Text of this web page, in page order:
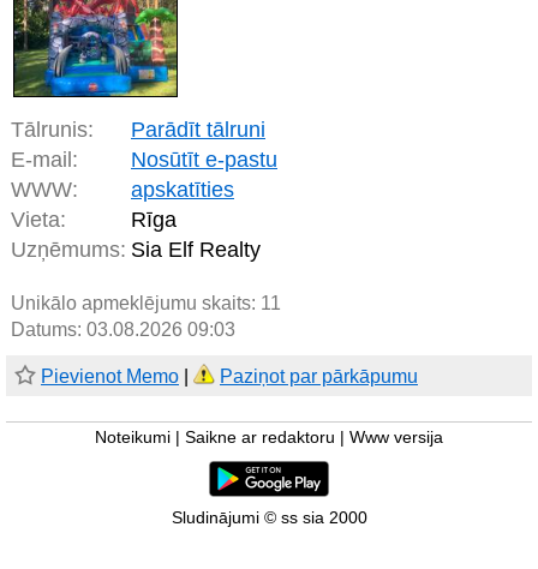
Tālrunis:
Parādīt tālruni
E-mail:
Nosūtīt e-pastu
WWW:
apskatīties
Vieta:
Rīga
Uzņēmums: Sia Elf Realty
Unikālo apmeklējumu skaits: 11
Datums: 03.08.2026 09:03
Pievienot Memo Paziņot par pārkāpumu
Noteikumi Saikne ar redaktoru Www versija
Sludinājumi © ss sia 2000